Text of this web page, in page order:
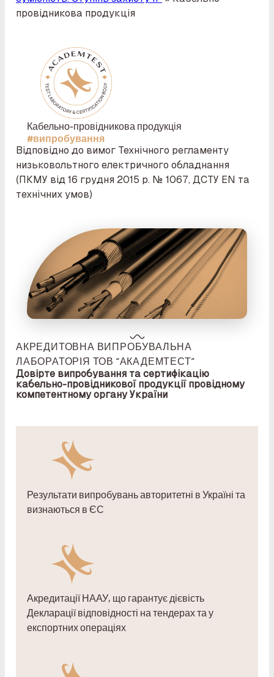
провідникова продукція
Кабельно-провідникова продукція
#випробування
Відповідно до вимог Технічного регламенту
низьковольтного електричного обладнання
(ПКМУ від 16 грудня 2015 р. № 1067, ДСТУ EN та
технічних умов)
АКРЕДИТОВНА ВИПРОБУВАЛЬНА
ЛАБОРАТОРІЯ ТОВ “АКАДЕМТЕСТ”
Довірте випробування та сертифікацію
кабельно-провідникової продукції провідному
компетентному органу України
Результати випробувань авторитетні в Україні та
визнаються в ЄС
Акредитації НААУ, що гарантує дієвість
Декларації відповідності на тендерах та у
експортних операціях